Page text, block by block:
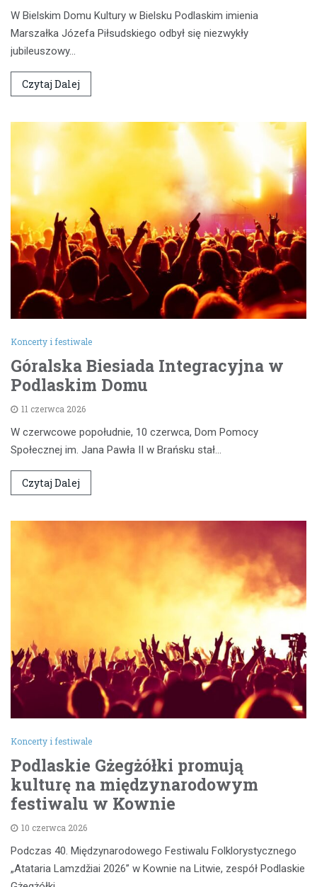
W Bielskim Domu Kultury w Bielsku Podlaskim imienia
Marszałka Józefa Piłsudskiego odbył się niezwykły
jubileuszowy…
Czytaj Dalej
Koncerty i festiwale
Góralska Biesiada Integracyjna w
Podlaskim Domu
11 czerwca 2026
W czerwcowe popołudnie, 10 czerwca, Dom Pomocy
Społecznej im. Jana Pawła II w Brańsku stał…
Czytaj Dalej
Koncerty i festiwale
Podlaskie Gżegżółki promują
kulturę na międzynarodowym
festiwalu w Kownie
10 czerwca 2026
Podczas 40. Międzynarodowego Festiwalu Folklorystycznego
„Atataria Lamzdžiai 2026” w Kownie na Litwie, zespół Podlaskie